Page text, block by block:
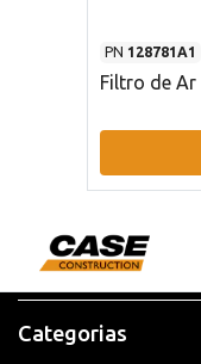
PN 128781A1
Filtro de Ar
Categorias